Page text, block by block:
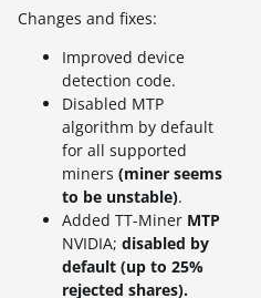
Changes and fixes:
Improved device
detection code.
Disabled MTP
algorithm by default
for all supported
miners (miner seems
to be unstable).
Added TT-Miner MTP
NVIDIA; disabled by
default (up to 25%
rejected shares).